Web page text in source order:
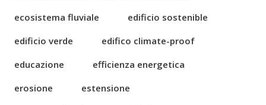
ecosistema fluviale
edificio sostenible
edificio verde
edifico climate-proof
educazione
efficienza energetica
erosione
estensione